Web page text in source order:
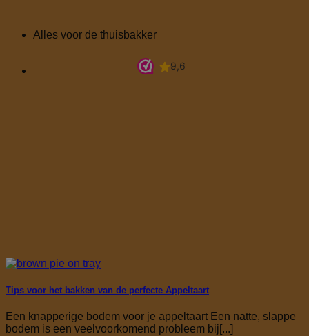
Alles voor de thuisbakker
Tips voor het bakken van de perfecte Appeltaart
Een knapperige bodem voor je appeltaart Een natte, slappe
bodem is een veelvoorkomend probleem bij[...]